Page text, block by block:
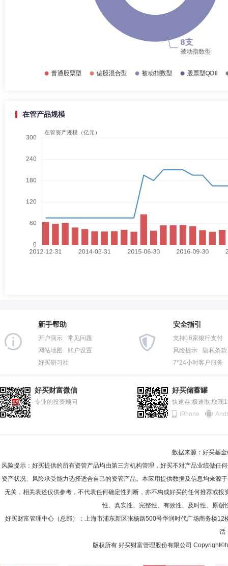
在管产品规模
新手帮助
开户演示
常见问题
网站地图
账户设置
好买研习社
安全指引
支持16家银行支付
风险提示
隐私条款
7*24小时客户服务
好买财富微信
专业的投资顾问
好买储蓄罐
快速存;极速取;取现
iPhone
数据来源：好买基
风险提示：好买提供的所有资管产品均由第三方机构管理，好买不对产品业绩做
资产状况、风险承受能力选择适合自己的资管产品。本应用提供数据及信息均来
无关，相关表述仅供参考，不代表任何确定性判断，亦不构成好买的任何推荐或
性、真实性、完整性、有效性、及时性、原
好买财富管理中心（总部）：上海市浦东新区张杨路500号华润时代广场商务楼12
话
版权所有 好买财富管理股份有限公司